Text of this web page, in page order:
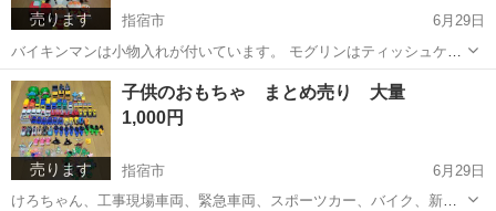
売ります 指宿市
6月29日
バイキンマンは小物入れが付いています。 モグリンはティッシュケー
スです。 子供が遊んでいたものです。
鹿児島 指宿市 おもちゃ モグリン
売ります
子供のおもちゃ まとめ売り 大量
1,000円
指宿市
6月29日
けろちゃん、工事現場車両、緊急車両、スポーツカー、バイク、新幹